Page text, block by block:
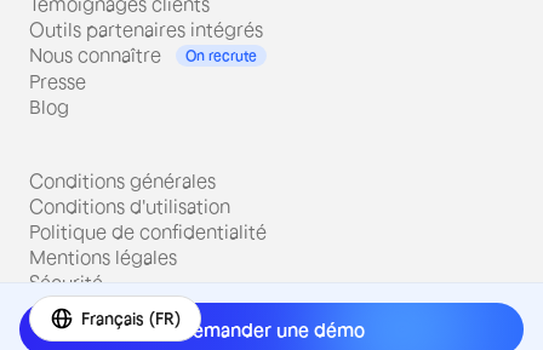
Demander une démo
Outils partenaires intégrés
Nous connaître
On recrute
Presse
Blog
Conditions générales
Conditions d'utilisation
Politique de confidentialité
Mentions légales
Sécurité
Français (FR)